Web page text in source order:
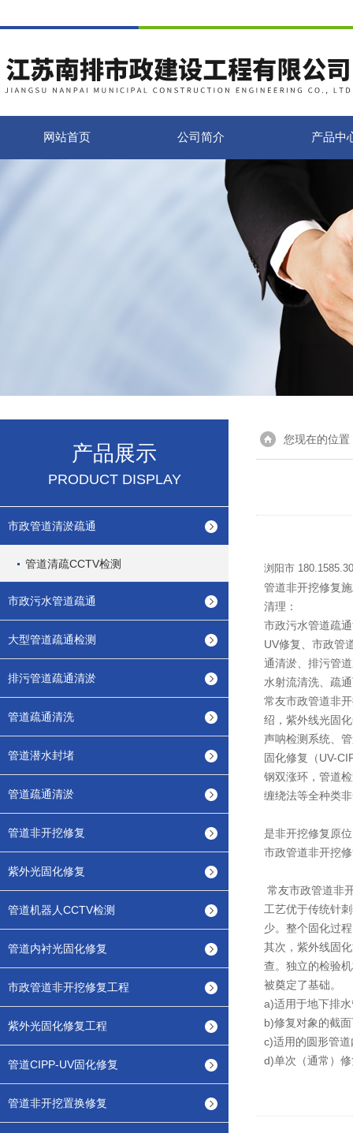
网站首页 公司简介 产品中
产品展示
PRODUCT DISPLAY
市政管道清淤疏通
管道清疏CCTV检测
市政污水管道疏通
大型管道疏通检测
排污管道疏通清淤
管道疏通清洗
管道潜水封堵
管道疏通清淤
管道非开挖修复
紫外光固化修复
管道机器人CCTV检测
管道内衬光固化修复
市政管道非开挖修复工程
紫外光固化修复工程
管道CIPP-UV固化修复
管道非开挖置换修复
您现在的位置
浏阳市
管道非开挖修复
清理：
市政污水管道疏
UV修复、市政管
通清淤、排污管
水射流清洗、疏
常友市政管道非
绍，紫外线光固
声呐检测系统、
固化修复（UV-
钢双涨环，管道
缠绕法等全种类
是非开挖修复原
市政管道非开挖
常友市政管道非
工艺优于传统针
少。整个固化过
其次，紫外线固
查。独立的检验
被奠定了基础。
a)适用于地下排
b)修复对象的截
c)适用的圆形管
d)单次（通常）